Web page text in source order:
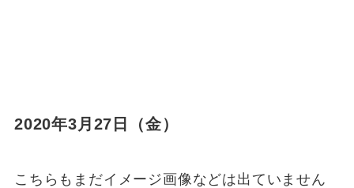
2020年3月27日（金）
こちらもまだイメージ画像などは出ていません